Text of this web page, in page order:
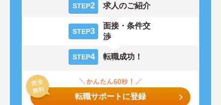
STEP2 求人のご紹介
STEP3
面接・条件交
渉
STEP4 転職成功！
転職サポートに登録